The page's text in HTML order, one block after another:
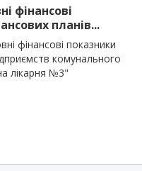
фінансові
планів...
фінансові показники
комунального
лікарня №3"